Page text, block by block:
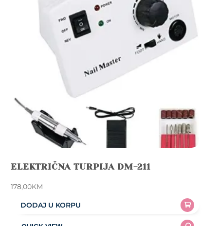
ELEKTRIČNA TURPIJA DM-211
178,00KM
DODAJ U KORPU